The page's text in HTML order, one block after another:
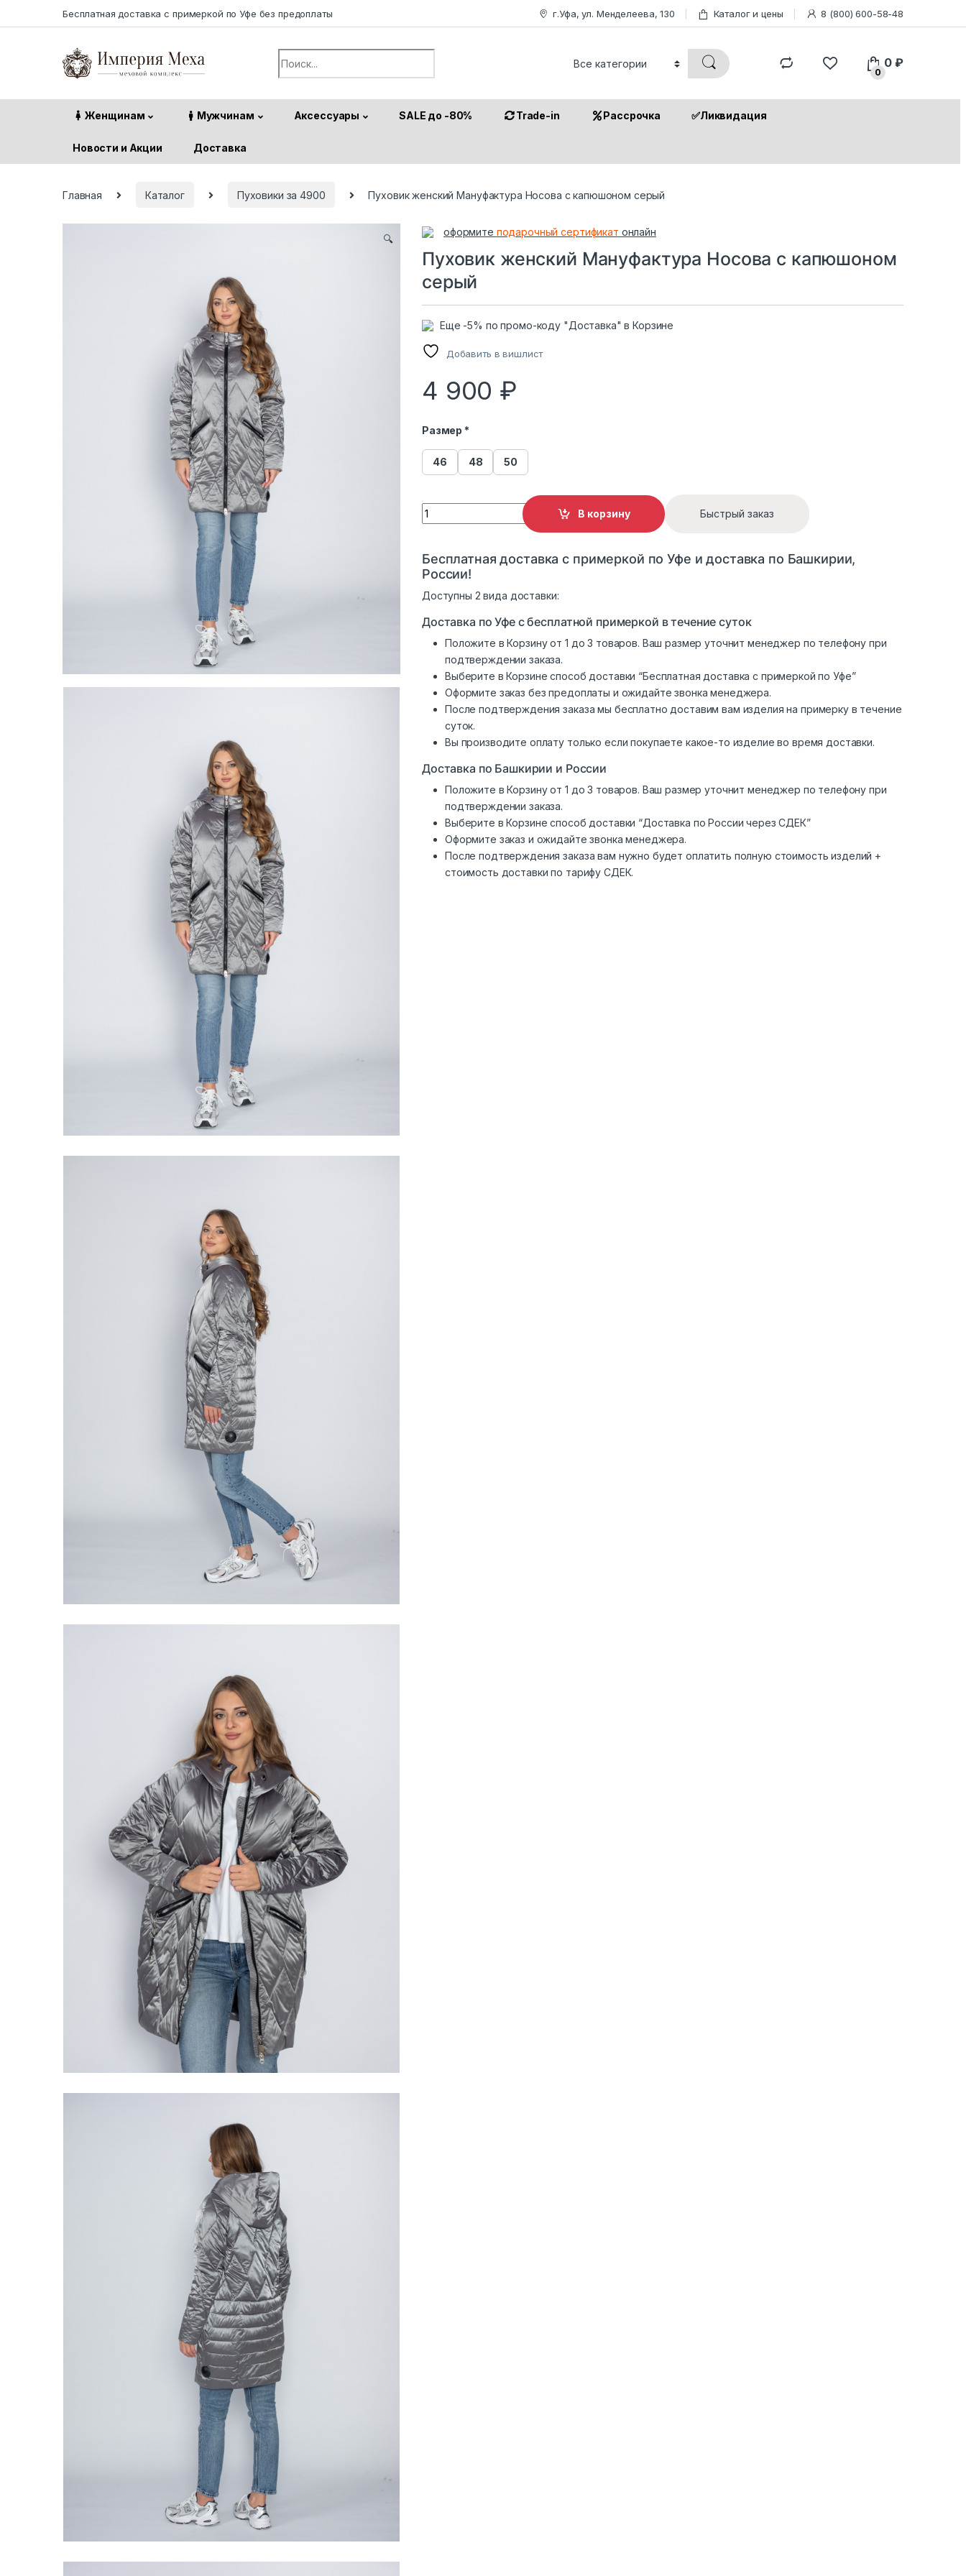
Бесплатная доставка с примеркой по Уфе без предоплаты г.Уфа, ул. Менделеева, 130 Каталог и цены 8 (800) 600-58-48
Search for:
0
0₽
Женщинам Мужчинам Аксессуары SALE до -80% Trade-in Рассрочка ✅Ликвидация
Новости и Акции Доставка
Главная Каталог Пуховики за 4900 Пуховик женский Мануфактура Носова с капюшоном серый
🔍
оформите подарочный сертификат онлайн
Пуховик женский Мануфактура Носова с капюшоном
серый
Еще -5% по промо-коду "Доставка" в Корзине
Добавить в вишлист
4 900 ₽
Размер *
46 48 50
Пуховик женский Мануфактура Носова с капюшоном серый quantity
В корзину Быстрый заказ
Бесплатная доставка с примеркой по Уфе и доставка по Башкирии,
России!
Доступны 2 вида доставки:
Доставка по Уфе с бесплатной примеркой в течение суток
Положите в Корзину от 1 до 3 товаров. Ваш размер уточнит менеджер по телефону при
подтверждении заказа.
Выберите в Корзине способ доставки “Бесплатная доставка с примеркой по Уфе”
Оформите заказ без предоплаты и ожидайте звонка менеджера.
После подтверждения заказа мы бесплатно доставим вам изделия на примерку в течение
суток.
Вы производите оплату только если покупаете какое-то изделие во время доставки.
Доставка по Башкирии и России
Положите в Корзину от 1 до 3 товаров. Ваш размер уточнит менеджер по телефону при
подтверждении заказа.
Выберите в Корзине способ доставки “Доставка по России через СДЕК”
Оформите заказ и ожидайте звонка менеджера.
После подтверждения заказа вам нужно будет оплатить полную стоимость изделий +
стоимость доставки по тарифу СДЕК.